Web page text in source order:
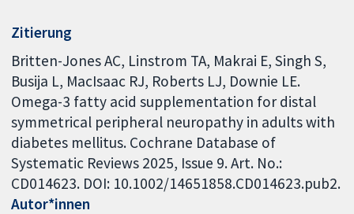
Zitierung
Britten-Jones AC, Linstrom TA, Makrai E, Singh S,
Busija L, MacIsaac RJ, Roberts LJ, Downie LE.
Omega-3 fatty acid supplementation for distal
symmetrical peripheral neuropathy in adults with
diabetes mellitus. Cochrane Database of
Systematic Reviews 2025, Issue 9. Art. No.:
CD014623. DOI: 10.1002/14651858.CD014623.pub2.
Autor*innen